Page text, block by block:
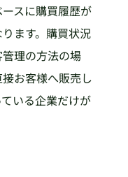
スに購買履歴が
ます。購買状況
理の方法の場
お客様へ販売し
いる企業だけが